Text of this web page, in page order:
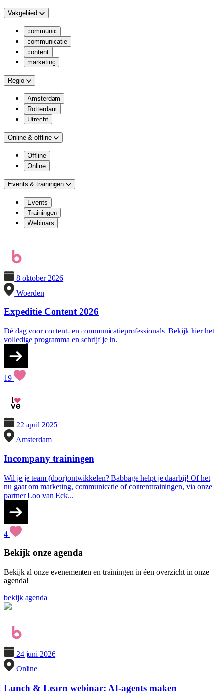
Vakgebied
communic
communicatie
content
marketing
Regio
Amsterdam
Rotterdam
Utrecht
Online & offline
Offline
Online
Events & trainingen
Events
Trainingen
Webinars
8 oktober 2026
Woerden
Expeditie Content 2026
Dé dag voor content- en communicatieprofessionals. Bekijk hier het
volledige programma en schrijf je in.
19
22 april 2025
Amsterdam
Incompany trainingen
Wil je je team (door)ontwikkelen? Babbage helpt je daarbij! Of het
nu gaat om marketing, communicatie of contenttrainingen, via onze
partner Loo van Eck...
4
Bekijk onze agenda
Bekijk al onze evenementen en trainingen in éen overzicht in onze
agenda!
bekijk agenda
24 juni 2026
Online
Lunch & Learn webinar: AI-agents maken